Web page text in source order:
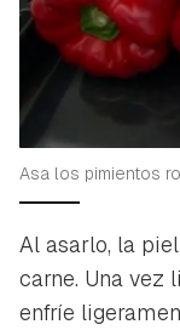
Asa los pimientos
Al asarlo, la
carne. Una vez
enfríe